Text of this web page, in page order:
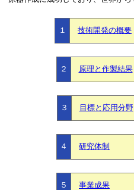
１ 技術開発の概要
２ 原理と作製結果
３ 目標と応用分野
４ 研究体制
５ 事業成果